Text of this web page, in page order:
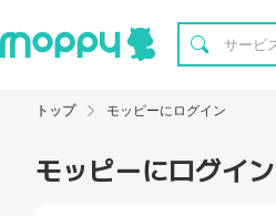
トップ モッピーにログイン
モッピーにログイン